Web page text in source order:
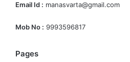
Email Id : manasvarta@gmail.com
Mob No : 9993596817
Pages